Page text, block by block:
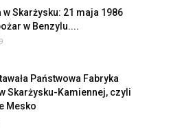
w Skarżysku: 21 maja 1986
w Benzylu....
Państwowa Fabryka
Skarżysku-Kamiennej, czyli
Mesko